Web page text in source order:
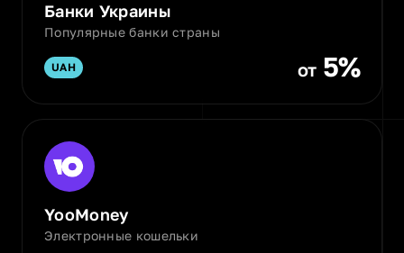
Банки Украины
Популярные банки страны
UAH от5%
YooMoney
Электронные кошельки